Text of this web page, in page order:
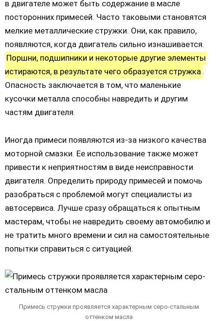
в двигателе может быть содержание в масле
посторонних примесей. Часто таковыми становятся
мелкие металлические стружки. Они, как правило,
появляются, когда двигатель сильно изнашивается.
Поршни, подшипники и некоторые другие элементы
истираются, в результате чего образуется стружка .
Опасность заключается в том, что маленькие
кусочки металла способны навредить и другим
частям двигателя.
Иногда примеси появляются из-за низкого качества
моторной смазки. Ее использование также может
привести к неприятностям в виде неисправности
двигателя. Определить природу примесей и помочь
разобраться с проблемой могут специалисты из
автосервиса. Лучше сразу обращаться к опытным
мастерам, чтобы не навредить своему автомобилю и
не тратить много времени и сил на самостоятельные
попытки справиться с ситуацией.
Примесь стружки проявляется характерным серо-стальным
оттенком масла